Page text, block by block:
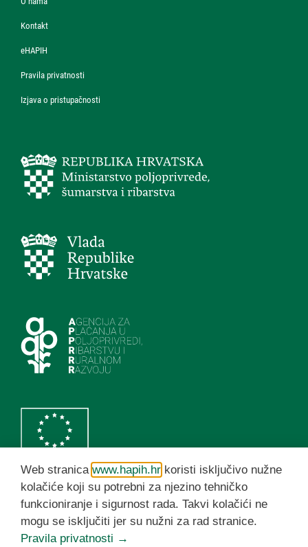
Kontakt
eHAPIH
Pravila privatnosti
Izjava o pristupačnosti
HAPIH YouTube kanal
Web stranica www.hapih.hr koristi isključivo nužne
kolačiće koji su potrebni za njezino tehničko
funkcioniranje i sigurnost rada. Takvi kolačići ne
mogu se isključiti jer su nužni za rad stranice.
Pravila privatnosti →